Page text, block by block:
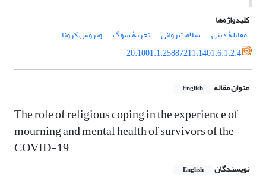
کلیدواژه‌ها
مقابلۀ دینی
سلامت روانی تجربۀ سوگ
ویروس کرونا
20.1001.1.25887211.1401.6.1.2.4
عنوان مقاله English
The role of religious coping in the experience of
mourning and mental health of survivors of the
COVID-19
نویسندگان English